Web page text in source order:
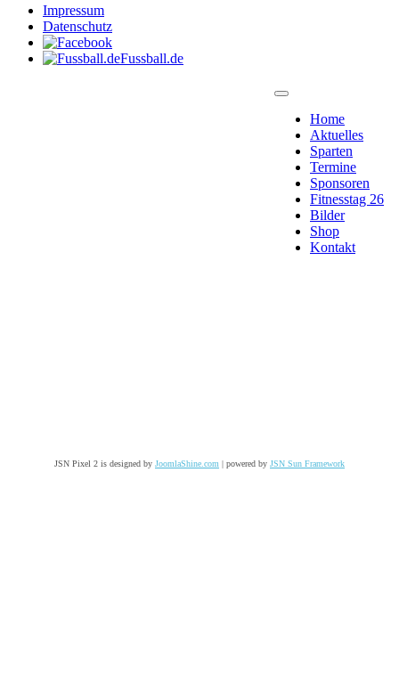
Impressum
Datenschutz
Fussball.de
Home
Aktuelles
Sparten
Termine
Sponsoren
Fitnesstag 26
Bilder
Shop
Kontakt
JSN Pixel 2 is designed by JoomlaShine.com | powered by JSN Sun Framework